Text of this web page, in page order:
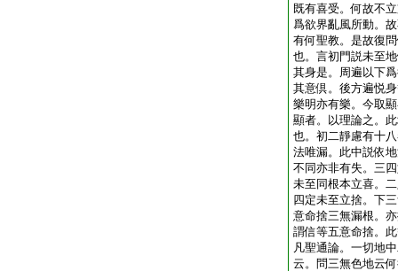
既有喜受。何故不
爲欲界亂風所動。
有何聖教。是故復
也。言初門説未至
其身是。周遍以下
其意倶。後方遍悦
樂明亦有樂。今取
顯者。以理論之。
也。初二靜慮有十
法唯漏。此中説依
不同亦非有失。三
未至同根本立喜。
四定未至立捨。下
意命捨三無漏根。
謂信等五意命捨。
凡聖通論。一切地
云。問三無色地云